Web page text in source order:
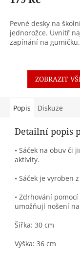
Pevné desky na
jednorožce. Uvnitř
zapínání na gumičku.
ZOBRAZIT
Popis Diskuze
Detailní popis
• Sáček na obuv či
aktivity.
• Sáček je vyroben
• Zdrhování
umožňují nošení
Šířka: 30 cm
Výška: 36 cm